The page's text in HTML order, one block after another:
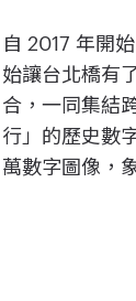
自 2017 年開
始讓台北橋有
合，一同集結
行」的歷史數
萬數字圖像，